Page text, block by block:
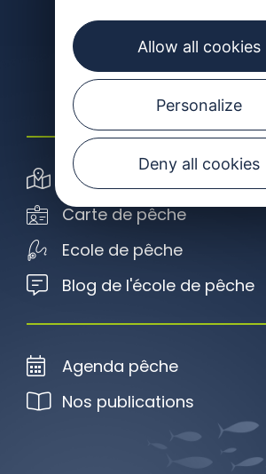
Suivez-nous
Carte interactive
Carte de pêche
Ecole de pêche
Blog de l'école de pêche
Agenda pêche
Nos publications
Allow all cookies
Personalize
Deny all cookies